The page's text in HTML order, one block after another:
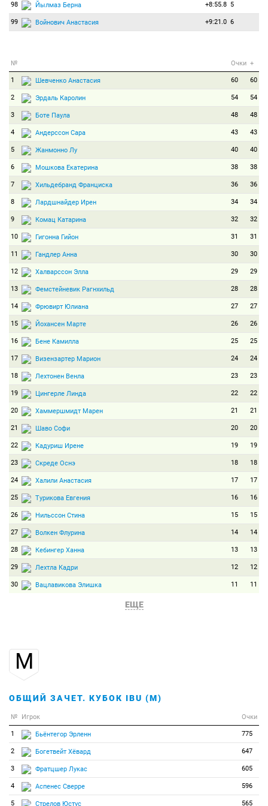
98 Йылмаз Берна +8:55.8 5
99 Войнович Анастасия +9:21.0 6
№ Очки +
1 Шевченко Анастасия 60 60
2 Эрдаль Каролин 54 54
3 Боте Паула 48 48
4 Андерссон Сара 43 43
5 Жанмонно Лу 40 40
6 Мошкова Екатерина 38 38
7 Хильдебранд Франциска 36 36
8 Лардшнайдер Ирен 34 34
9 Комац Катарина 32 32
10 Гигонна Гийон 31 31
11 Гандлер Анна 30 30
12 Халварссон Элла 29 29
13 Фемстейневик Рагнхильд 28 28
14 Фрювирт Юлиана 27 27
15 Йохансен Марте 26 26
16 Бене Камилла 25 25
17 Визензартер Марион 24 24
18 Лехтонен Венла 23 23
19 Цингерле Линда 22 22
20 Хаммершмидт Марен 21 21
21 Шаво Софи 20 20
22 Кадуриш Ирене 19 19
23 Скреде Оснэ 18 18
24 Халили Анастасия 17 17
25 Турикова Евгения 16 16
26 Нильссон Стина 15 15
27 Волкен Флурина 14 14
28 Кебингер Ханна 13 13
29 Лехтла Кадри 12 12
30 Вацлавикова Элишка 11 11
34
35 Штайнер Тамара
38 Майнен Сюзанна 3 3
39 Гербулова Наталья 2 2
40 Грю Элине 1 1
41 Абе Мария 0 0
42 Андраш Вивьен-Бернадетт 0 0
ЕЩЕ
М
ОБЩИЙ ЗАЧЕТ. КУБОК IBU (М)
№ Игрок Очки
1 Бьёнтегор Эрленн 775
2 Богетвейт Хёвард 647
3 Фратцшер Лукас 605
4 Аспенес Сверре 596
5 Стрелов Юстус 565